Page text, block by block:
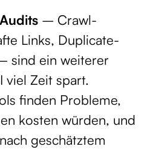
– Crawl-
Links, Duplicate-
sind ein weiterer
viel Zeit spart.
finden Probleme,
kosten würden, und
geschätztem